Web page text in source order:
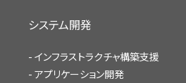
システム開発
インフラストラクチャ構築支援
アプリケーション開発